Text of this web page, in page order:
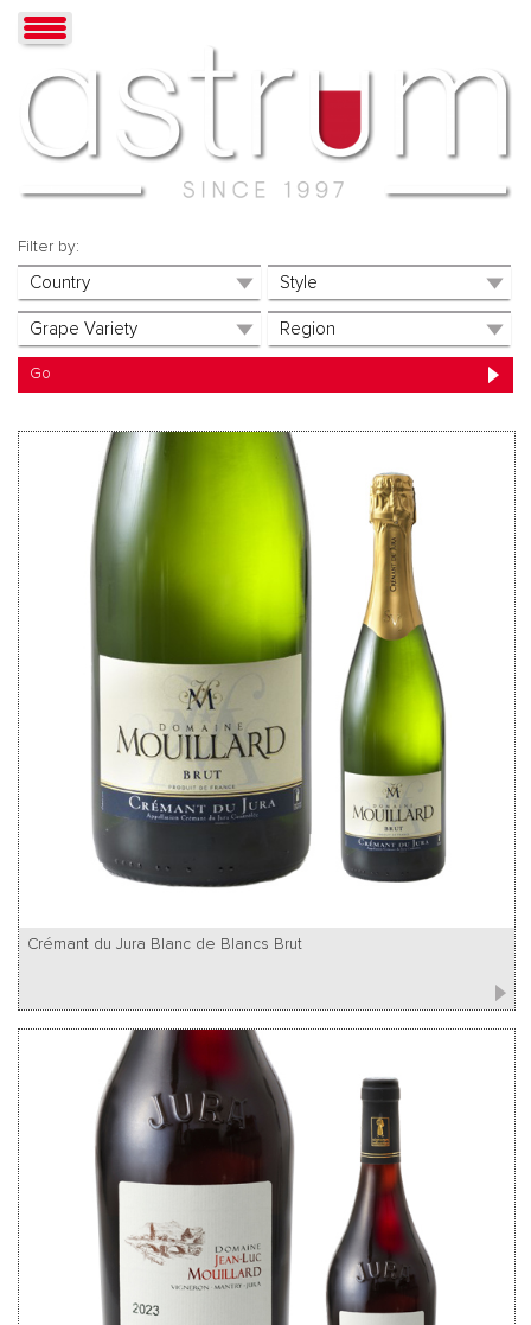
Filter by:
Crémant du Jura Blanc de Blancs Brut